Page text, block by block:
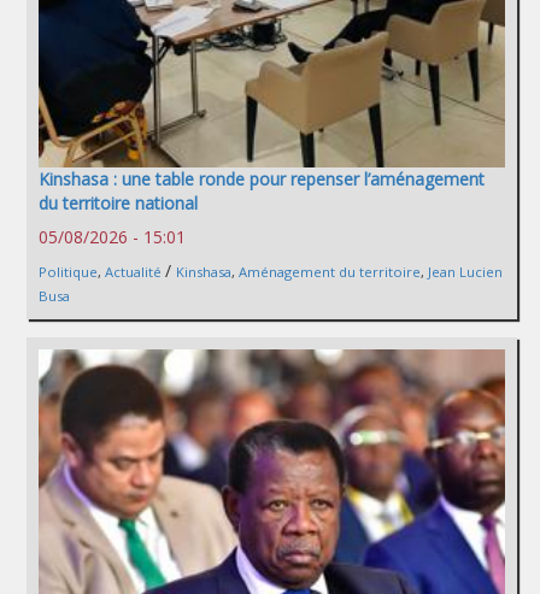
Kinshasa : une table ronde pour repenser l’aménagement
du territoire national
05/08/2026 - 15:01
Politique, Actualité / Kinshasa, Aménagement du territoire, Jean Lucien
Busa